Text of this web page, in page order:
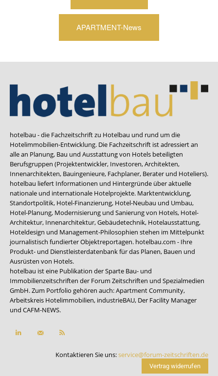
APARTMENT-News
hotelbau - die Fachzeitschrift zu Hotelbau und rund um die
Hotelimmobilien-Entwicklung. Die Fachzeitschrift ist adressiert an
alle an Planung, Bau und Ausstattung von Hotels beteiligten
Berufsgruppen (Projektentwickler, Investoren, Architekten,
Innenarchitekten, Bauingenieure, Fachplaner, Berater und Hoteliers).
hotelbau liefert Informationen und Hintergründe über aktuelle
nationale und internationale Hotelprojekte. Marktentwicklung,
Standortpolitik, Hotel-Finanzierung, Hotel-Neubau und Umbau,
Hotel-Planung, Modernisierung und Sanierung von Hotels, Hotel-
Architektur, Innenarchitektur, Gebäudetechnik, Hotelausstattung,
Hoteldesign und Management-Philosophien stehen im Mittelpunkt
journalistisch fundierter Objektreportagen. hotelbau.com - Ihre
Produkt- und Dienstleisterdatenbank für das Planen, Bauen und
Ausrüsten von Hotels.
hotelbau ist eine Publikation der Sparte Bau- und
Immobilienzeitschriften der Forum Zeitschriften und Spezialmedien
GmbH. Zum Portfolio gehören auch:Apartment Community,
Arbeitskreis Hotelimmobilien, industrieBAU, Der Facility Manager
und CAFM-NEWS.
Kontaktieren Sie uns:service@forum-zeitschriften.de
Vertrag widerrufen